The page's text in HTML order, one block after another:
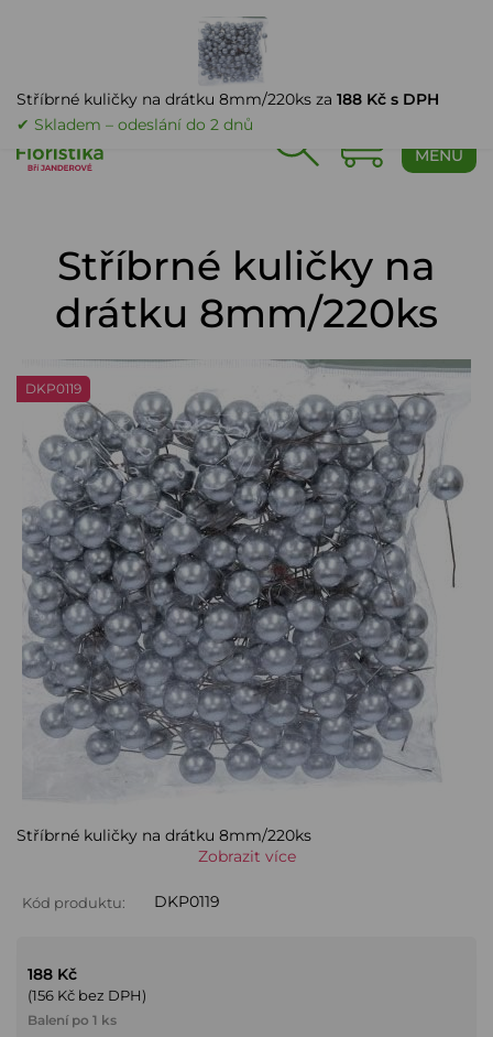
MENU
Stříbrné kuličky na
drátku 8mm/220ks
DKP0119
Stříbrné kuličky na drátku 8mm/220ks
Zobrazit více
Kód produktu: DKP0119
188 Kč
(156 Kč bez DPH)
Balení po 1 ks
Stříbrné kuličky na drátku 8mm/220ks za 188 Kč s DPH
✔ Skladem – odeslání do 2 dnů